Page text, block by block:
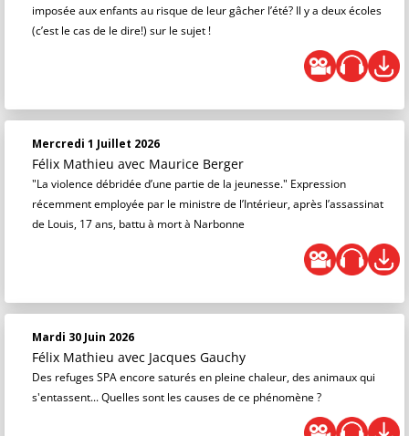
imposée aux enfants au risque de leur gâcher l’été? Il y a deux écoles
(c’est le cas de le dire!) sur le sujet !
Mercredi 1 Juillet 2026
Félix Mathieu avec Maurice Berger
"La violence débridée d’une partie de la jeunesse." Expression
récemment employée par le ministre de l’Intérieur, après l’assassinat
de Louis, 17 ans, battu à mort à Narbonne
Mardi 30 Juin 2026
Félix Mathieu avec Jacques Gauchy
Des refuges SPA encore saturés en pleine chaleur, des animaux qui
s'entassent... Quelles sont les causes de ce phénomène ?